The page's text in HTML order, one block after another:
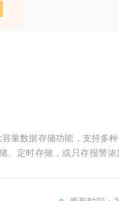
量数据存储功能，支持多
、定时存储，或只存报警